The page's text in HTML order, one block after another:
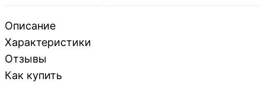
Описание
Характеристики
Отзывы
Как купить